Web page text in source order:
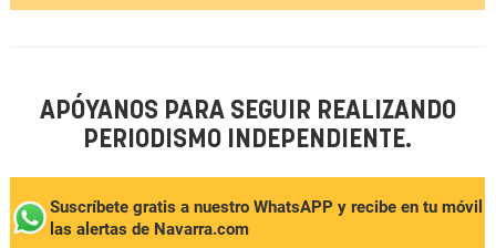
APÓYANOS PARA SEGUIR REALIZANDO
PERIODISMO INDEPENDIENTE.
Suscríbete gratis a nuestro WhatsAPP y recibe en tu móvil
las alertas de Navarra.com